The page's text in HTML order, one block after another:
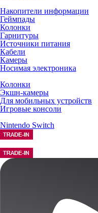
Накопители информации
Геймпады
Колонки
Гарнитуры
Источники питания
Кабели
Камеры
Носимая электроника
Колонки
Экшн-камеры
Для мобильных устройств
Игровые консоли
Nintendo Switch